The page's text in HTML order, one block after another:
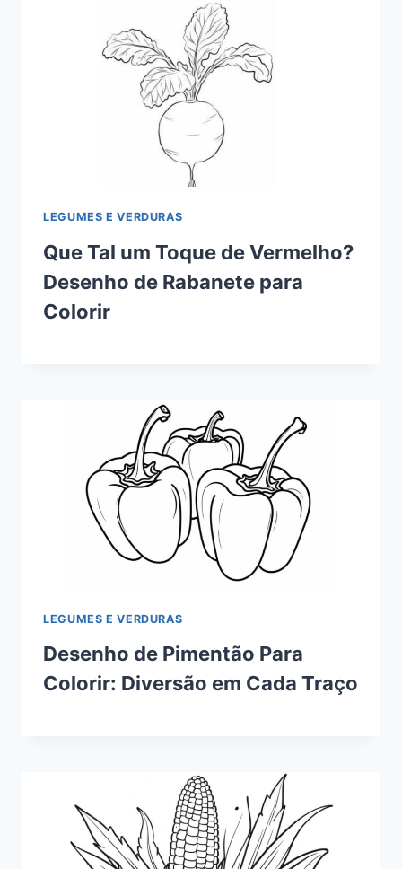
LEGUMES E VERDURAS
Que Tal um Toque de Vermelho?
Desenho de Rabanete para
Colorir
LEGUMES E VERDURAS
Desenho de Pimentão Para
Colorir: Diversão em Cada Traço